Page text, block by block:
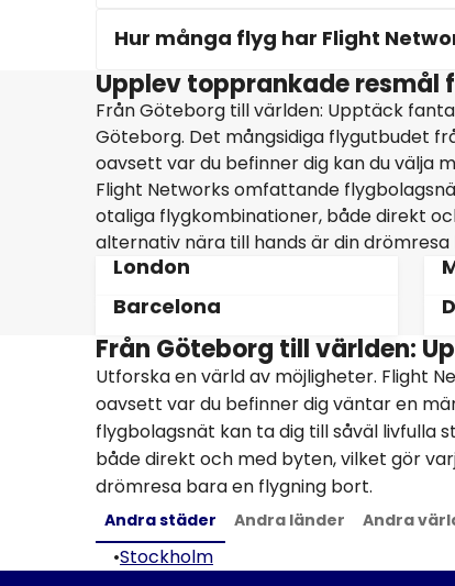
Hur många flyg har Flight
Upplev topprankade resmål
Från Göteborg till världen: Upptäck
Göteborg. Det mångsidiga flygutbudet
oavsett var du befinner dig kan du välja
Flight Networks omfattande
otaliga flygkombinationer, både direkt
alternativ nära till hands är din
London
Barcelona
Från Göteborg till världen:
Utforska en värld av möjligheter. Flight
oavsett var du befinner dig väntar en
flygbolagsnät kan ta dig till såväl livfulla
både direkt och med byten, vilket gör
drömresa bara en flygning bort.
Andra städer Andra länder Andra
•Stockholm